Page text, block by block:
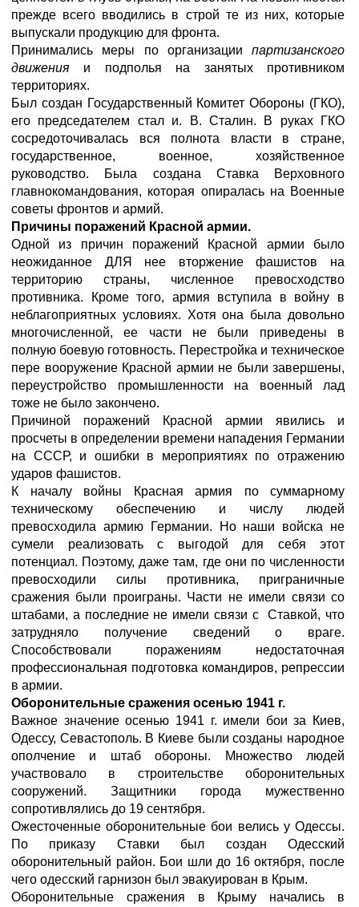
прежде всего вводились в строй те из них, которые
выпускали продукцию для фронта.
Принимались меры по организации партизанского
движения и подполья на занятых противником
территориях.
Был создан Государственный Комитет Обороны (ГКО),
его председателем стал и. В. Сталин. В руках ГКО
сосредоточивалась вся полнота власти в стране,
государственное, военное, хозяйственное
руководство. Была создана Ставка Верховного
главнокомандования, которая опиралась на Военные
советы фронтов и армий.
Причины поражений Красной армии.
Одной из причин поражений Красной армии было
неожиданное ДЛЯ нее вторжение фашистов на
территорию страны, численное превосходство
противника. Кроме того, армия вступила в войну в
неблагоприятных условиях. Хотя она была довольно
многочисленной, ее части не были приведены в
полную боевую готовность. Перестройка и техническое
пере вооружение Красной армии не были завершены,
переустройство промышленности на военный лад
тоже не было закончено.
Причиной поражений Красной армии явились и
просчеты в определении времени нападения Германии
на СССР, и ошибки в мероприятиях по отражению
ударов фашистов.
К началу войны Красная армия по суммарному
техническому обеспечению и числу людей
превосходила армию Германии. Но наши войска не
сумели реализовать с выгодой для себя этот
потенциал. Поэтому, даже там, где они по численности
превосходили силы противника, приграничные
сражения были проиграны. Части не имели связи со
штабами, а последние не имели связи с Ставкой, что
затрудняло получение сведений о враге.
Способствовали поражениям недостаточная
профессиональная подготовка командиров, репрессии
в армии.
Оборонительные сражения осенью 1941 г.
Важное значение осенью 1941 г. имели бои за Киев,
Одессу, Севастополь. В Киеве были созданы народное
ополчение и штаб обороны. Множество людей
участвовало в строительстве оборонительных
сооружений. Защитники города мужественно
сопротивлялись до 19 сентября.
Ожесточенные оборонительные бои велись у Одессы.
По приказу Ставки был создан Одесский
оборонительный район. Бои шли до 16 октября, после
чего одесский гарнизон был эвакуирован в Крым.
Оборонительные сражения в Крыму начались в